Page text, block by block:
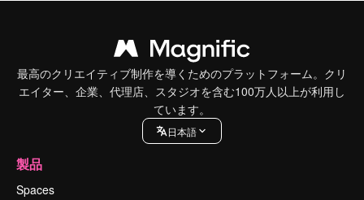
最高のクリエイティブ制作を導くためのプラットフォーム。クリ
エイター、企業、代理店、スタジオを含む100万人以上が利用し
ています。
日本語
製品
Spaces